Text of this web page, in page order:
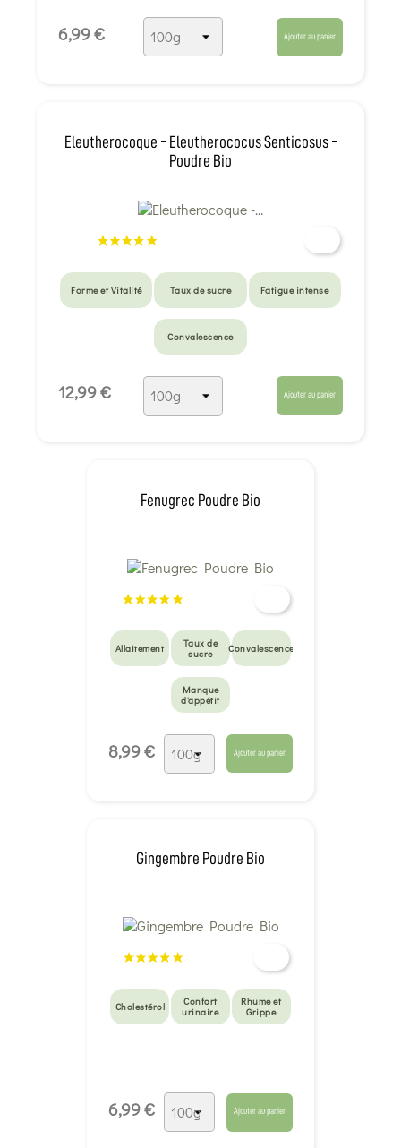
6,99 € Ajouter au panier
Eleutherocoque - Eleutherococus Senticosus -
Poudre Bio
Forme et Vitalité Taux de sucre Fatigue intense
Convalescence
12,99 € Ajouter au panier
Fenugrec Poudre Bio
Allaitement
Taux de
sucre
Convalescence
Manque
d'appétit
8,99 € Ajouter au panier
Gingembre Poudre Bio
Cholestérol
Confort
urinaire
Rhume et
Grippe
6,99 € Ajouter au panier